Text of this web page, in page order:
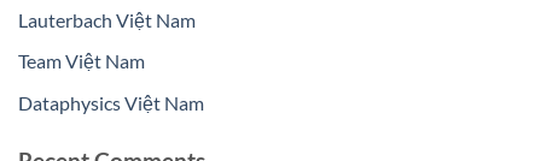
Lauterbach Việt Nam
Team Việt Nam
Dataphysics Việt Nam